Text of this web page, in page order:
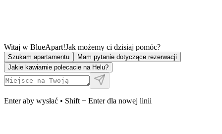
Witaj w BlueApart!Jak możemy ci dzisiaj pomóc?
Szukam apartamentu
Mam pytanie dotyczące rezerwacji
Jakie kawiarnie polecacie na Helu?
Enter aby wysłać • Shift + Enter dla nowej linii